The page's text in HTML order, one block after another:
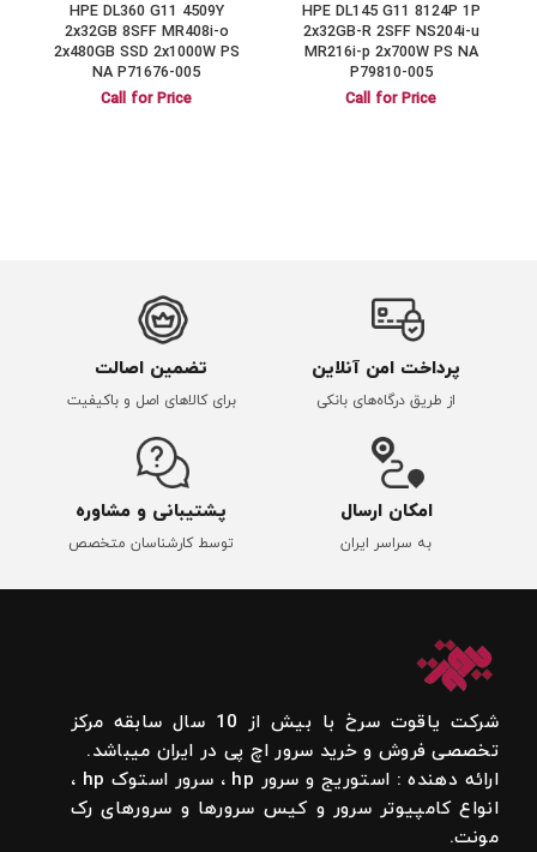
HPE DL145 G11 8124P 1P
2x32GB-R 2SFF NS204i-u
MR216i-p 2x700W PS NA
P79810-005
Call for Price
HPE DL360 G11 4509Y
2x32GB 8SFF MR408i-o
2x480GB SSD 2x1000W PS
NA P71676-005
Call for Price
پرداخت امن آنلاین
از طریق درگاه‌های بانکی
تضمین اصالت
برای کالاهای اصل و باکیفیت
امکان ارسال
به سراسر ایران
پشتیبانی و مشاوره
توسط کارشناسان متخصص
شرکت یاقوت سرخ با بیش از 10 سال سابقه مرکز
تخصصی فروش و خرید سرور اچ پی در ایران میباشد.
ارائه دهنده : استوریج و سرور hp ، سرور استوک hp ،
انواع کامپیوتر سرور و کیس سرورها و سرورهای رک
مونت.